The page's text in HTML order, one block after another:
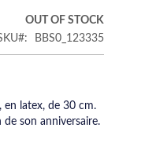
OUT OF STOCK
BBS0_123335
, en latex, de 30 cm.
son anniversaire.